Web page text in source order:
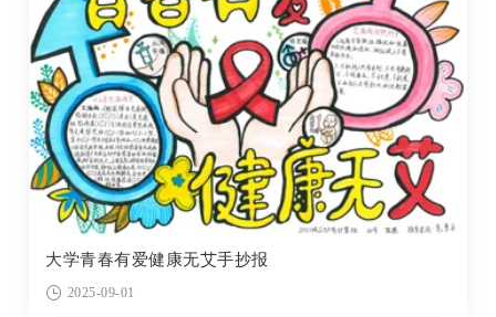
大学青春有爱健康无艾手抄报
2025-09-01